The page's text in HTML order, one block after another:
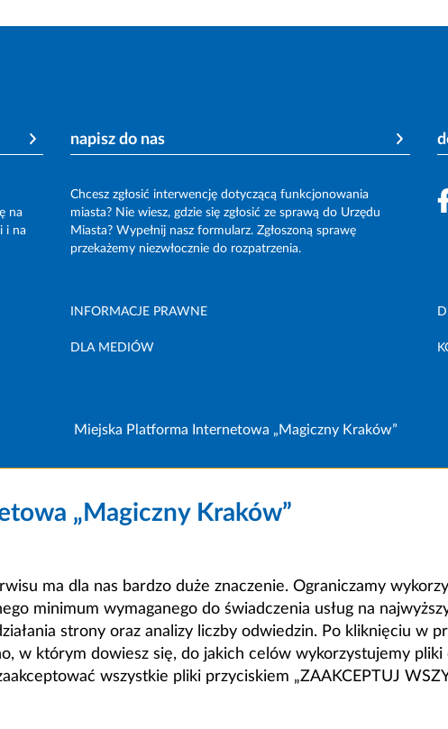
na
i na
napisz do nas
Chcesz zgłosić interwencję dotyczącą funkcjonowania
miasta? Nie wiesz, gdzie się zgłosić ze sprawą do Urzędu
Miasta? Wypełnij nasz formularz. Zgłoszoną sprawę
przekażemy niezwłocznie do rozpatrzenia.
INFORMACJE PRAWNE
DLA MEDIÓW
Miejska Platforma Internetowa „Magiczny Kraków”
„Magiczny Kraków”
ma dla nas bardzo duże znaczenie. Ograniczamy
minimum wymaganego do świadczenia usług na
strony oraz analizy liczby odwiedzin. Po kliknięciu w
w którym dowiesz się, do jakich celów wykorzystujemy pliki
wszystkie pliki przyciskiem „ZAAKCEPTUJ